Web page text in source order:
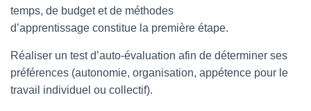
temps, de budget et de méthodes
d’apprentissage constitue la première étape.
Réaliser un test d’auto-évaluation afin de déterminer ses
préférences (autonomie, organisation, appétence pour le
travail individuel ou collectif).